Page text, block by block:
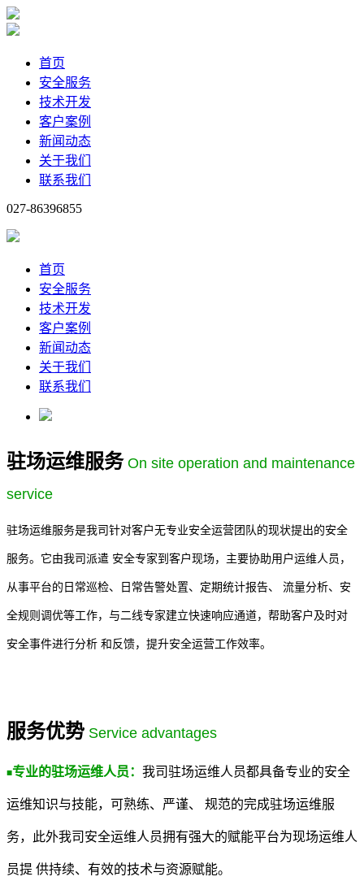
首页
安全服务
技术开发
客户案例
新闻动态
关于我们
联系我们
027-86396855
首页
安全服务
技术开发
客户案例
新闻动态
关于我们
联系我们
驻场运维服务On site operation and maintenance
service
驻场运维服务是我司针对客户无专业安全运营团队的现状提出的安全
服务。它由我司派遣 安全专家到客户现场，主要协助用户运维人员，
从事平台的日常巡检、日常告警处置、定期统计报告、 流量分析、安
全规则调优等工作，与二线专家建立快速响应通道，帮助客户及时对
安全事件进行分析 和反馈，提升安全运营工作效率。
服务优势 Service advantages
■专业的驻场运维人员： 我司驻场运维人员都具备专业的安全
运维知识与技能，可熟练、严谨、 规范的完成驻场运维服
务，此外我司安全运维人员拥有强大的赋能平台为现场运维人
员提 供持续、有效的技术与资源赋能。